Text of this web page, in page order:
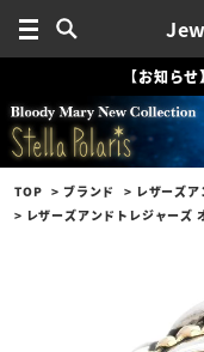
【お知ら
TOP ブランド
レザーズ
レザーズアンドトレジャーズ オーバルベゼルスクロールイン